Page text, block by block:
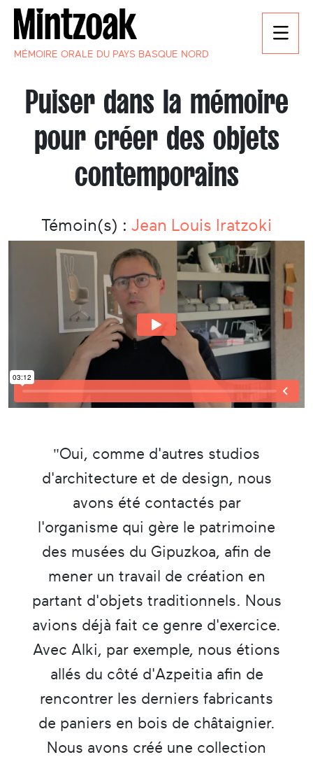
MÉMOIRE ORALE DU PAYS BASQUE NORD
Puiser dans la mémoire
pour créer des objets
contemporains
Témoin(s) : Jean Louis Iratzoki
"Oui, comme d'autres studios
d'architecture et de design, nous
avons été contactés par
l'organisme qui gère le patrimoine
des musées du Gipuzkoa, afin de
mener un travail de création en
partant d'objets traditionnels. Nous
avions déjà fait ce genre d'exercice.
Avec Alki, par exemple, nous étions
allés du côté d'Azpeitia afin de
rencontrer les derniers fabricants
de paniers en bois de châtaignier.
Nous avons créé une collection